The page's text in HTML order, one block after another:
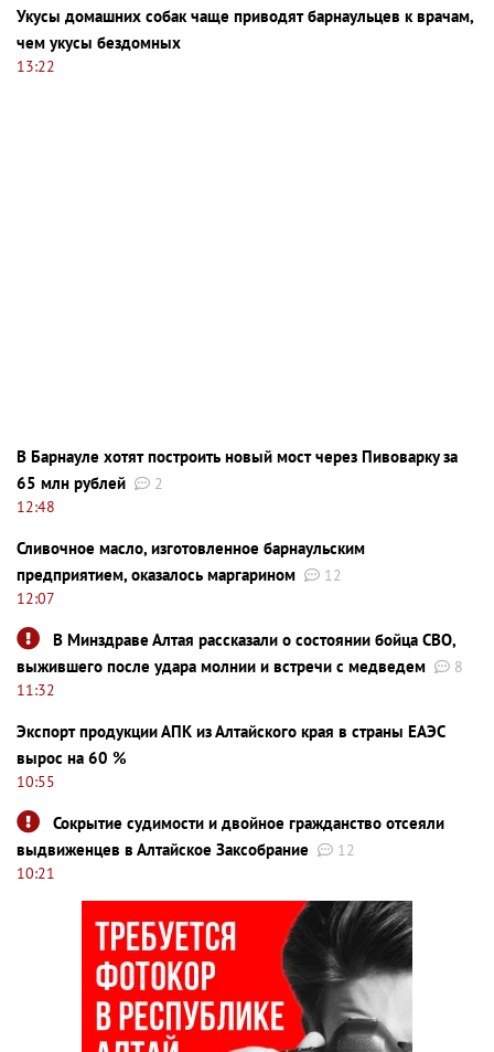
Укусы домашних собак чаще приводят барнаульцев к врачам,
чем укусы бездомных
13:22
В Барнауле хотят построить новый мост через Пивоварку за
65 млн рублей
2
12:48
Сливочное масло, изготовленное барнаульским
предприятием, оказалось маргарином
12
12:07
В Минздраве Алтая рассказали о состоянии бойца СВО,
выжившего после удара молнии и встречи с медведем
8
11:32
Экспорт продукции АПК из Алтайского края в страны ЕАЭС
вырос на 60 %
10:55
Сокрытие судимости и двойное гражданство отсеяли
выдвиженцев в Алтайское Заксобрание
12
10:21